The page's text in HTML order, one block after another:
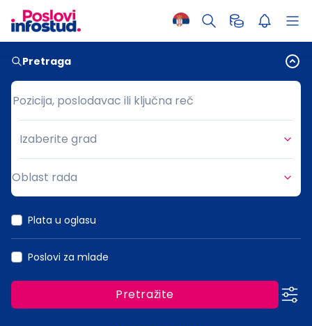
Pretraga
Pozicija, poslodavac ili ključna reč
Pozicija, poslodavac ili ključna reč
Grad
Izaberite grad
Oblast rada
Plata u oglasu
Poslovi za mlade
Pretražite